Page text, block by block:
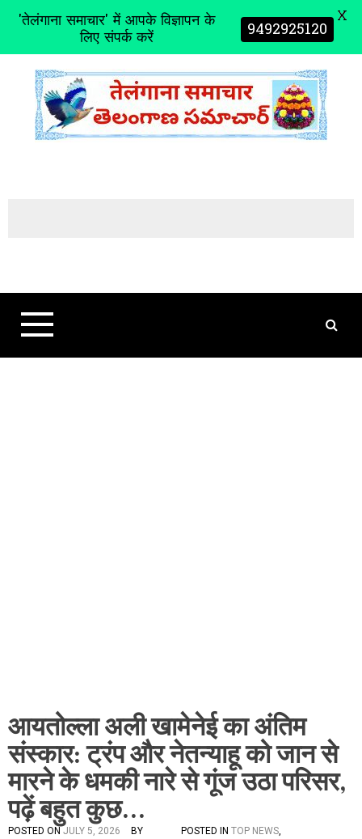
t
आयतोल्ला अली खामेनेई का अंतिम
संस्कार: ट्रंप और नेतन्याहू को जान से
मारने के धमकी नारे से गूंज उठा परिसर,
पढ़ें बहुत कुछ…
POSTED ON JULY 5, 2026
BY
POSTED IN TOP NEWS,
'तेलंगाना समाचार' में आपके विज्ञापन के
लिए संपर्क करें 9492925120 X